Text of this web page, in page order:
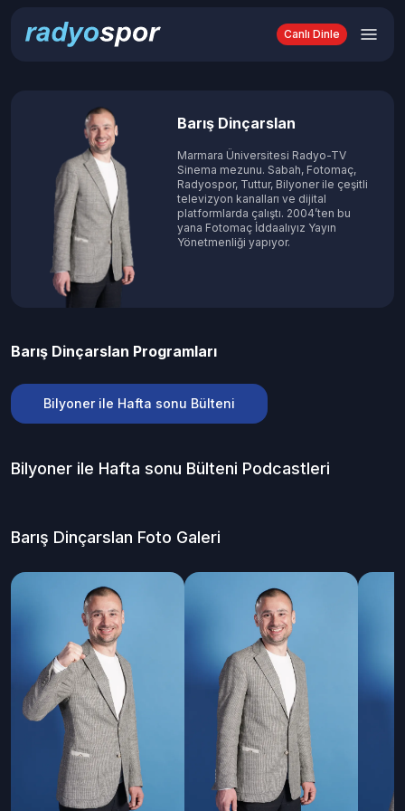
Canlı Dinle
Barış Dinçarslan
Marmara Üniversitesi Radyo-TV
Sinema mezunu. Sabah, Fotomaç,
Radyospor, Tuttur, Bilyoner ile çeşitli
televizyon kanalları ve dijital
platformlarda çalıştı. 2004’ten bu
yana Fotomaç İddaalıyız Yayın
Yönetmenliği yapıyor.
Barış Dinçarslan Programları
Bilyoner ile Hafta sonu Bülteni
Bilyoner ile Hafta sonu Bülteni Podcastleri
Barış Dinçarslan Foto Galeri